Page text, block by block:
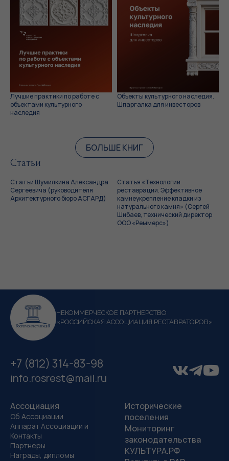
Лучшие практики по работе с
объектами культурного
наследия
Объекты культурного наследия.
Шпаргалка для инвесторов
БОЛЬШЕ КНИГ
Статьи
Статьи Шумилкина Александра
Сергеевича (руководителя
Архитектурного бюро АСГАРД)
Статья «Технологии
реставрации. Эффективное
камнеукрепление кладки из
натурального камня» (Сергей
Шибаев, технический директор
ООО «Реммерс»)
НЕКОММЕРЧЕСКОЕ ПАРТНЕРСТВО
«РОССИЙСКАЯ АССОЦИАЦИЯ РЕСТАВРАТОРОВ»
+7 (812) 314-83-98
info.rosrest@mail.ru
Ассоциация
Об Ассоциации
Аппарат Ассоциации и
Контакты
Партнеры
Награды, дипломы
Исторические
поселения
Мониторинг
законодательства
КУЛЬТУРА.РФ